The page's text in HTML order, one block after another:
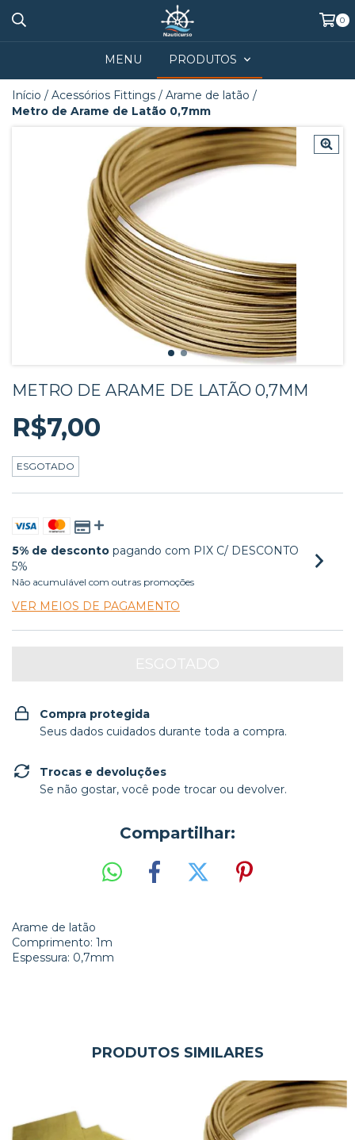
0
MENU PRODUTOS
Início / Acessórios Fittings / Arame de latão /
Metro de Arame de Latão 0,7mm
METRO DE ARAME DE LATÃO 0,7MM
R$7,00
ESGOTADO
5% de desconto pagando com PIX C/ DESCONTO
5%
Não acumulável com outras promoções
VER MEIOS DE PAGAMENTO
Compra protegida
Seus dados cuidados durante toda a compra.
Trocas e devoluções
Se não gostar, você pode trocar ou devolver.
Compartilhar:
Arame de latão
Comprimento: 1m
Espessura: 0,7mm
PRODUTOS SIMILARES